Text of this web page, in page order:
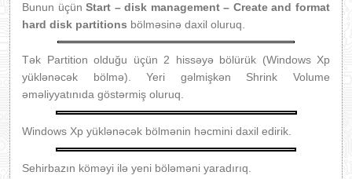
Bunun üçünStart – disk management – Create and format
hard disk partitions bölməsinə daxil oluruq.
Tək Partition olduğu üçün 2 hissəyə bölürük (Windows Xp
yüklənəcək bölmə). Yeri gəlmişkən Shrink Volume
əməliyyatınıda göstərmiş oluruq.
Windows Xp yüklənəcək bölmənin həcmini daxil edirik.
Sehirbazın köməyi ilə yeni böləməni yaradırıq.